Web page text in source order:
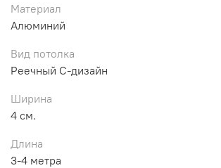
Материал
Алюминий
Вид потолка
Реечный С-дизайн
Ширина
4 см.
Длина
3-4 метра